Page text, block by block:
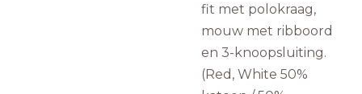
fit met polokraag,
mouw met ribboord
en 3-knoopsluiting.
(Red, White 50%